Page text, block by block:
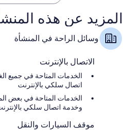
المزيد عن هذه
وسائل الراحة في المنشأة
الاتصال بالإنترنت
الخدمات المتاحة في جميع
اتصال سلكي بالإنترنت
الخدمات المتاحة في بعض
وخدمة اتصال سلكي
موقف السيارات والنقل